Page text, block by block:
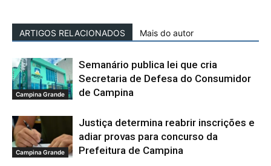
ARTIGOS RELACIONADOS Mais do autor
Campina Grande
Semanário publica lei que cria
Secretaria de Defesa do Consumidor
de Campina
Campina Grande
Justiça determina reabrir inscrições e
adiar provas para concurso da
Prefeitura de Campina